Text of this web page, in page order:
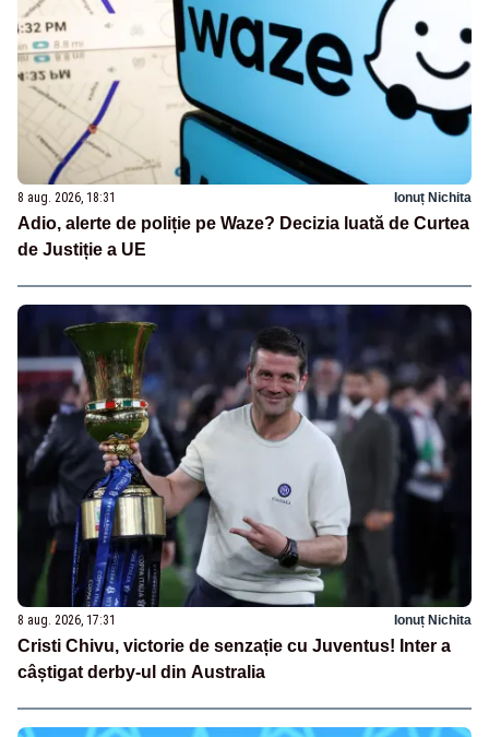
8 aug. 2026, 18:31 Ionuț Nichita
Adio, alerte de poliție pe Waze? Decizia luată de Curtea
de Justiție a UE
8 aug. 2026, 17:31 Ionuț Nichita
Cristi Chivu, victorie de senzație cu Juventus! Inter a
câștigat derby-ul din Australia